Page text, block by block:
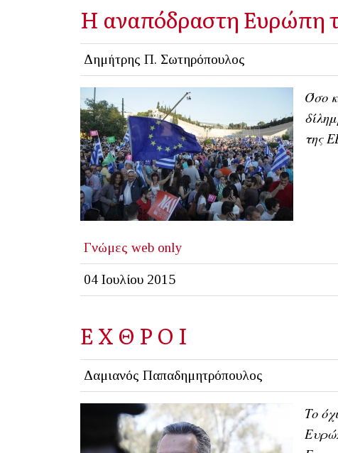
Η αναπόδραστη Ευρώπη
Δημήτρης Π. Σωτηρόπουλος
Όσο
της
Γνώμες web only
04 Ιουλίου 2015
Ε Χ Θ Ρ Ο Ι
Δαμιανός Παπαδημητρόπουλος
Το